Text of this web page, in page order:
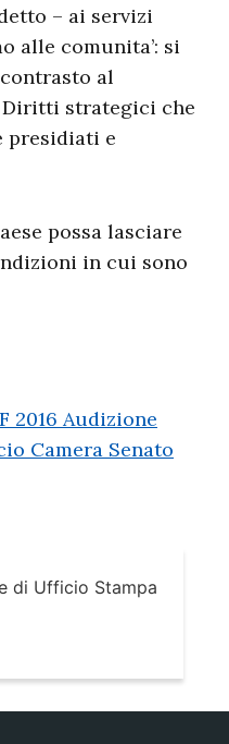
– ai servizi
alle comunita’: si
al
strategici che
presidiati e
possa lasciare
in cui sono
2016 Audizione
Camera Senato